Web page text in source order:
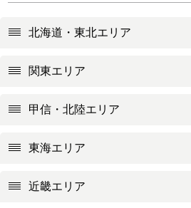
北海道・東北エリア
関東エリア
甲信・北陸エリア
東海エリア
近畿エリア